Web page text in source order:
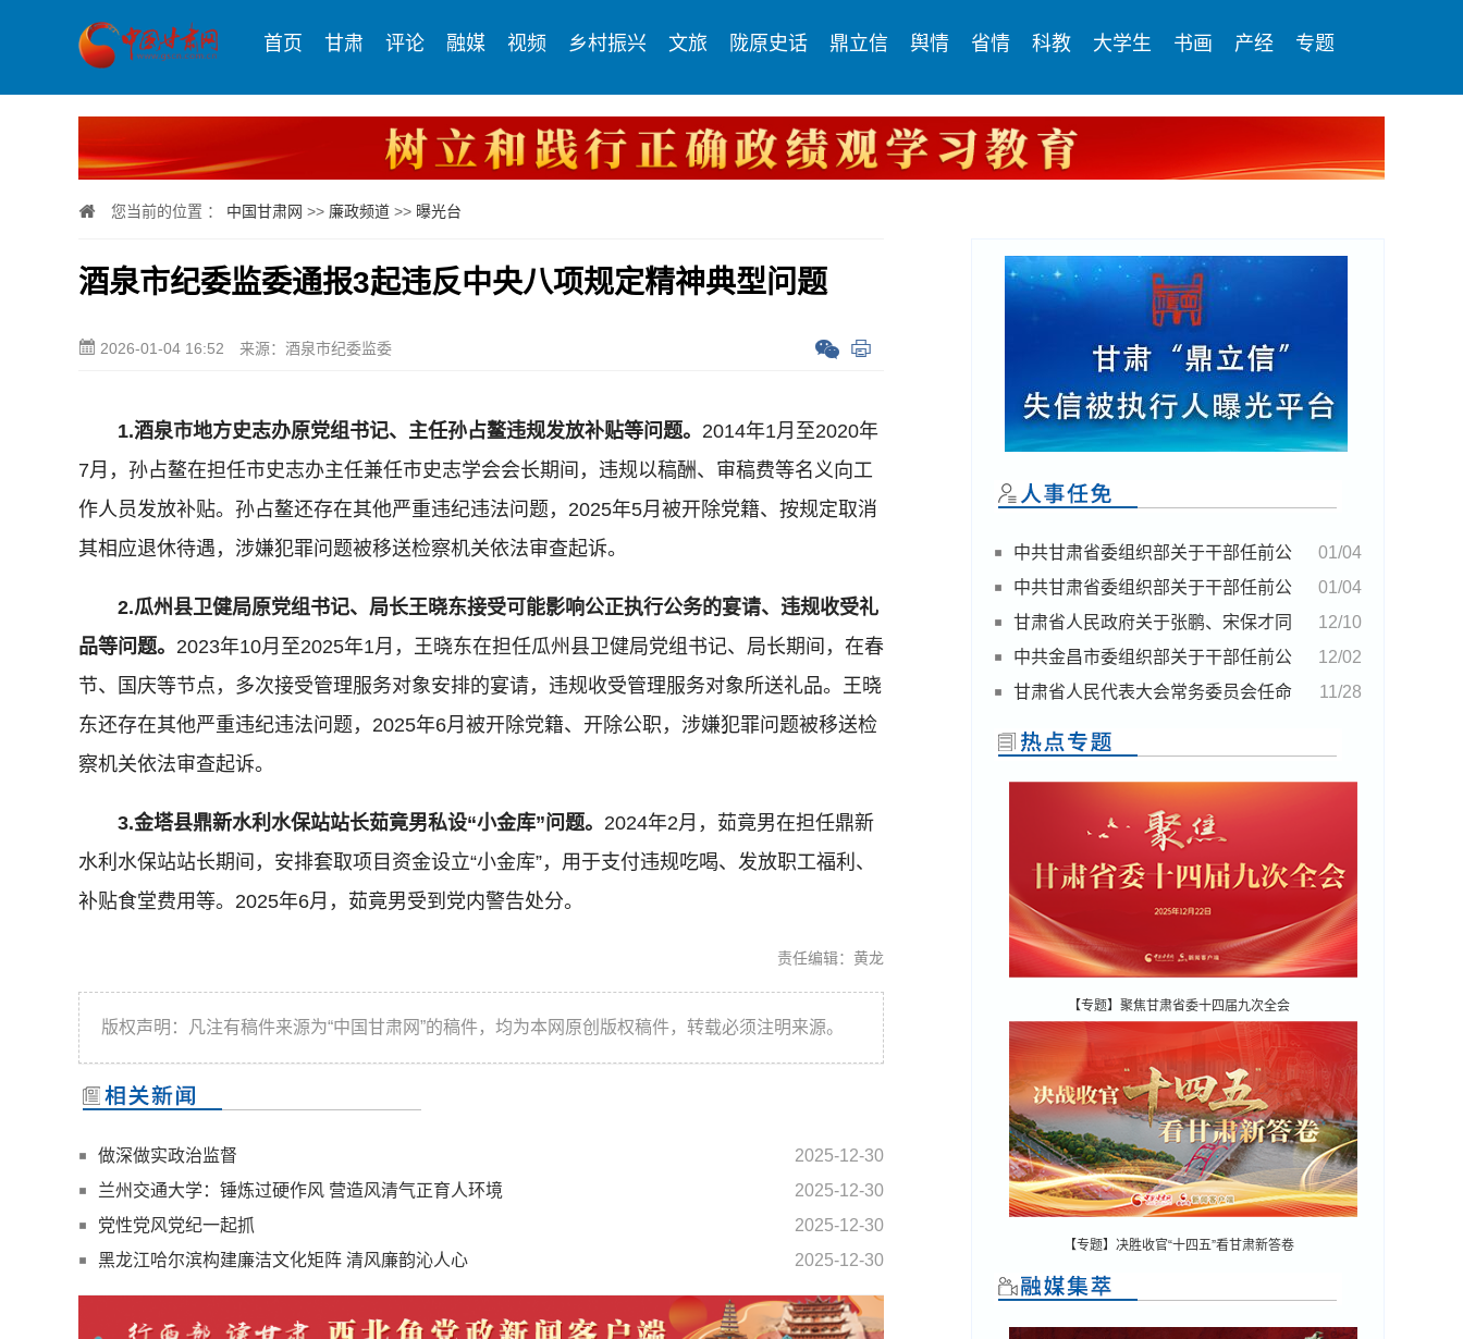
首页 甘肃 评论 融媒 视频 乡村振兴 文旅 陇原史话 鼎立信 舆情 省情 科教 大学生 书画 产经 专题
您当前的位置 ： 中国甘肃网 >> 廉政频道 >> 曝光台
酒泉市纪委监委通报3起违反中央八项规定精神典型问题
2026-01-04 16:52 来源：酒泉市纪委监委
1.酒泉市地方史志办原党组书记、主任孙占鳌违规发放补贴等问题。 2014年1月至2020年
7月，孙占鳌在担任市史志办主任兼任市史志学会会长期间，违规以稿酬、审稿费等名义向工
作人员发放补贴。孙占鳌还存在其他严重违纪违法问题，2025年5月被开除党籍、按规定取消
其相应退休待遇，涉嫌犯罪问题被移送检察机关依法审查起诉。
2.瓜州县卫健局原党组书记、局长王晓东接受可能影响公正执行公务的宴请、违规收受礼
品等问题。 2023年10月至2025年1月，王晓东在担任瓜州县卫健局党组书记、局长期间，在春
节、国庆等节点，多次接受管理服务对象安排的宴请，违规收受管理服务对象所送礼品。王晓
东还存在其他严重违纪违法问题，2025年6月被开除党籍、开除公职，涉嫌犯罪问题被移送检
察机关依法审查起诉。
3.金塔县鼎新水利水保站站长茹竟男私设“小金库”问题。 2024年2月，茹竟男在担任鼎新
水利水保站站长期间，安排套取项目资金设立“小金库”，用于支付违规吃喝、发放职工福利、
补贴食堂费用等。2025年6月，茹竟男受到党内警告处分。
责任编辑：黄龙
版权声明：凡注有稿件来源为“中国甘肃网”的稿件，均为本网原创版权稿件，转载必须注明来源。
2025-12-30
做深做实政治监督
2025-12-30
兰州交通大学：锤炼过硬作风 营造风清气正育人环境
2025-12-30
党性党风党纪一起抓
2025-12-30
黑龙江哈尔滨构建廉洁文化矩阵 清风廉韵沁人心
01/04
中共甘肃省委组织部关于干部任前公
示的公告
01/04
中共甘肃省委组织部关于干部任前公
示的公告
12/10
甘肃省人民政府关于张鹏、宋保才同
志职务任免的通知
12/02
中共金昌市委组织部关于干部任前公
示的公告
11/28
甘肃省人民代表大会常务委员会任命
名单
【专题】聚焦甘肃省委十四届九次全会
【专题】决胜收官“十四五”看甘肃新答卷